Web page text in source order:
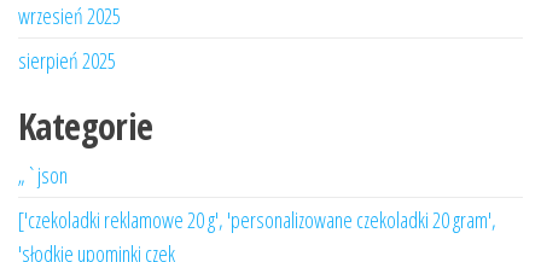
wrzesień 2025
sierpień 2025
Kategorie
„`json
['czekoladki reklamowe 20 g', 'personalizowane czekoladki 20 gram',
'słodkie upominki czek